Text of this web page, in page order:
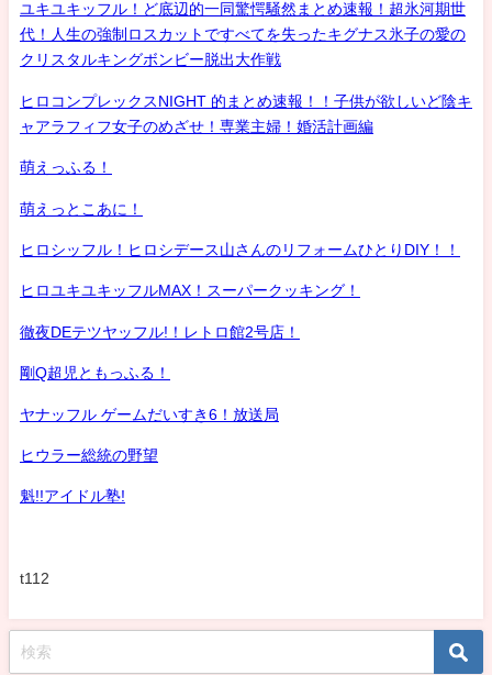
ユキユキッフル！ど底辺的一同驚愕騒然まとめ速報！超氷河期世
代！人生の強制ロスカットですべてを失ったキグナス氷子の愛の
クリスタルキングボンビー脱出大作戦
ヒロコンプレックスNIGHT 的まとめ速報！！子供が欲しいど陰キ
ャアラフィフ女子のめざせ！専業主婦！婚活計画編
萌えっふる！
萌えっとこあに！
ヒロシッフル！ヒロシデース山さんのリフォームひとりDIY！！
ヒロユキユキッフルMAX！スーパークッキング！
徹夜DEテツヤッフル!！レトロ館2号店！
剛Q超児ともっふる！
ヤナッフル ゲームだいすき6！放送局
ヒウラー総統の野望
魁!!アイドル塾!
t112